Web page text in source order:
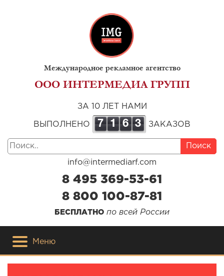
Международное рекламное агентство
ООО ИНТЕРМЕДИА ГРУПП
ЗА 10 ЛЕТ НАМИ
ВЫПОЛНЕНО 7 1 6 3 ЗАКАЗОВ
Поиск
info@intermediarf.com
8 495 369-53-61
8 800 100-87-81
БЕСПЛАТНО по всей России
Меню